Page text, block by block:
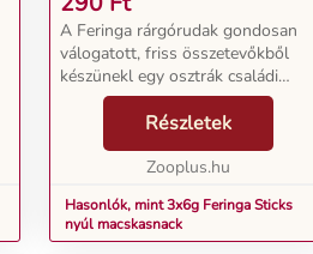
A Feringa rárgórudak gondosan
válogatott, friss összetevőkből
készünekl egy osztrák családi
üzemben. A szeretetteljesen
összeállított receptúrák
gabonamentesek és nagy
arányban tartalmaznak értékes ál...
Részletek
Zooplus.hu
Hasonlók, mint 3x6g Feringa Sticks
nyúl macskasnack